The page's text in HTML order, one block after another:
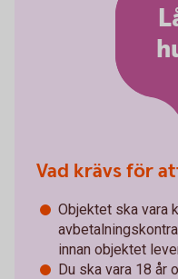
Vad krävs för
Objektet ska vara
innan objektet
Du ska vara 18 år